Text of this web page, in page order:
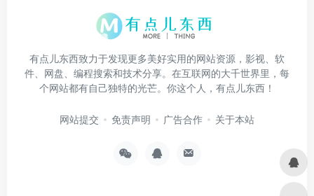
有点儿东西致力于发现更多美好实用的网站资源，影视、软
件、网盘、编程搜索和技术分享。在互联网的大千世界里，每
个网站都有自己独特的光芒。你这个人，有点儿东西！
网站提交 免责声明 广告合作 关于本站